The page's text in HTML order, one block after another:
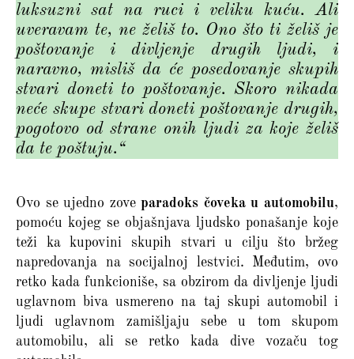
luksuzni sat na ruci i veliku kuću. Ali
uveravam te, ne želiš to. Ono što ti želiš je
poštovanje i divljenje drugih ljudi, i
naravno, misliš da će posedovanje skupih
stvari doneti to poštovanje. Skoro nikada
neće skupe stvari doneti poštovanje drugih,
pogotovo od strane onih ljudi za koje želiš
da te poštuju.“
Ovo se ujedno zoveparadoks čoveka u automobilu,
pomoću kojeg se objašnjava ljudsko ponašanje koje
teži ka kupovini skupih stvari u cilju što bržeg
napredovanja na socijalnoj lestvici. Međutim, ovo
retko kada funkcioniše, sa obzirom da divljenje ljudi
uglavnom biva usmereno na taj skupi automobil i
ljudi uglavnom zamišljaju sebe u tom skupom
automobilu, ali se retko kada dive vozaču tog